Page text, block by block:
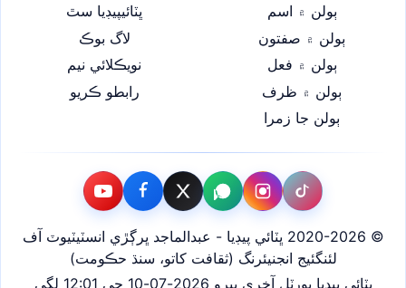
ٻولن ۾ اسم
ٻولن ۾ صفتون
ٻولن ۾ فعل
ٻولن ۾ ظرف
ٻولن جا زمرا
ڀٽائيپيڊيا سٿ
لاگ بوڪ
نويڪلائي نيم
رابطو ڪريو
© 2020-2026 ڀٽائي پيڊيا - عبدالماجد ڀرڳڙي انسٽيٽيوٽ آف
لئنگئيج انجنيئرنگ (ثقافت کاتو، سنڌ حڪومت)
ڀٽائي پيڊيا پورٽل آخري ڀيرو 2026-07-10 جي 12:01 لڳي